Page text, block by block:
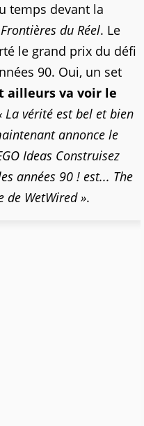
temps devant la
du Réel. Le
le grand prix du défi
90. Oui, un set
ailleurs va voir le
La vérité est bel et bien
annonce le
Ideas Construisez
années 90 ! est... The
de WetWired ».